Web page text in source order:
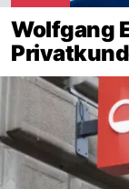
Wolfgang